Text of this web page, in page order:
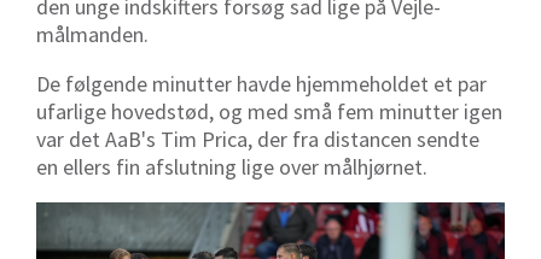
den unge indskifters forsøg sad lige på Vejle-
målmanden.
De følgende minutter havde hjemmeholdet et par
ufarlige hovedstød, og med små fem minutter igen
var det AaB's Tim Prica, der fra distancen sendte
en ellers fin afslutning lige over målhjørnet.